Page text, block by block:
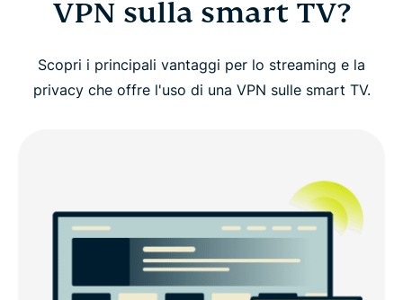
Come installare ExpressVPN sulla tua smart TV?
Come installare l'app ExpressVPN su smart TV
ExpressVPN funziona su un'ampia gamma di smart
Funzionalità VPN avanzate per smart TV
VPN sulla smart TV?
Scopri i principali vantaggi per lo streaming e la
privacy che offre l'uso di una VPN sulle smart TV.